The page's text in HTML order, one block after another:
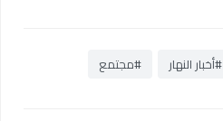
#أخبار النهار #مجتمع